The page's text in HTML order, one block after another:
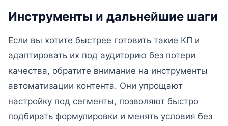
Инструменты и дальнейшие шаги
Если вы хотите быстрее готовить такие КП и
адаптировать их под аудиторию без потери
качества, обратите внимание на инструменты
автоматизации контента. Они упрощают
настройку под сегменты, позволяют быстро
подбирать формулировки и менять условия без